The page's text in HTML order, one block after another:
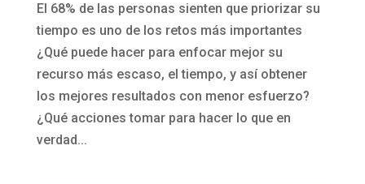
El 68% de las personas sienten que priorizar su
tiempo es uno de los retos más importantes
¿Qué puede hacer para enfocar mejor su
recurso más escaso, el tiempo, y así obtener
los mejores resultados con menor esfuerzo?
¿Qué acciones tomar para hacer lo que en
verdad...